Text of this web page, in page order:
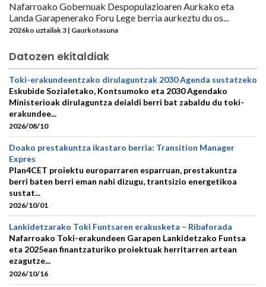
Nafarroako Gobernuak Despopulazioaren Aurkako eta
Landa Garapenerako Foru Lege berria aurkeztu du os...
2026ko uztailak 3 | Gaurkotasuna
Datozen ekitaldiak
Toki-erakundeentzako dirulaguntzak 2030 Agenda sustatzeko
Eskubide Sozialetako, Kontsumoko eta 2030 Agendako
Ministerioak dirulaguntza deialdi berri bat zabaldu du toki-
erakundee...
2026/08/10
Doako prestakuntza ikastaro berria: Transition Manager
Expres
Plan4CET proiektu europarraren esparruan, prestakuntza
berri baten berri eman nahi dizugu, trantsizio energetikoa
sustat...
2026/10/01
Lankidetzarako Toki Funtsaren erakusketa – Ribaforada
Nafarroako Toki-erakundeen Garapen Lankidetzako Funtsa
eta 2025ean finantzaturiko proiektuak herritarren artean
ezagutze...
2026/10/16